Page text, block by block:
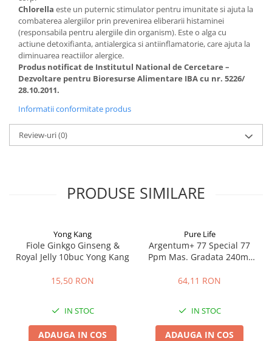
Chlorella este un puternic stimulator pentru imunitate si ajuta la
combaterea alergiilor prin prevenirea eliberarii histaminei
(responsabila pentru alergiile din organism). Este o alga cu
actiune detoxifianta, antialergica si antiinflamatorie, care ajuta la
diminuarea reactiilor alergice.
Produs notificat de Institutul National de Cercetare –
Dezvoltare pentru Bioresurse Alimentare IBA cu nr. 5226/
28.10.2011.
Informatii conformitate produs
Review-uri(0)
PRODUSE SIMILARE
Yong Kang
Fiole Ginkgo Ginseng &
Royal Jelly 10buc Yong Kang
15,50 RON
IN STOC
ADAUGA IN COS
Pure Life
Argentum+ 77 Special 77
Ppm Mas. Gradata 240ml
64,11 RON
IN STOC
ADAUGA IN COS